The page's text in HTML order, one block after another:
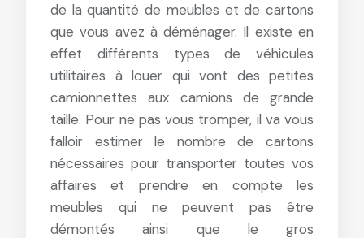
de la quantité de meubles et de cartons
que vous avez à déménager. Il existe en
effet différents types de véhicules
utilitaires à louer qui vont des petites
camionnettes aux camions de grande
taille. Pour ne pas vous tromper, il va vous
falloir estimer le nombre de cartons
nécessaires pour transporter toutes vos
affaires et prendre en compte les
meubles qui ne peuvent pas être
démontés ainsi que le gros